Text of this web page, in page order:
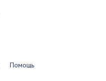
Помощь